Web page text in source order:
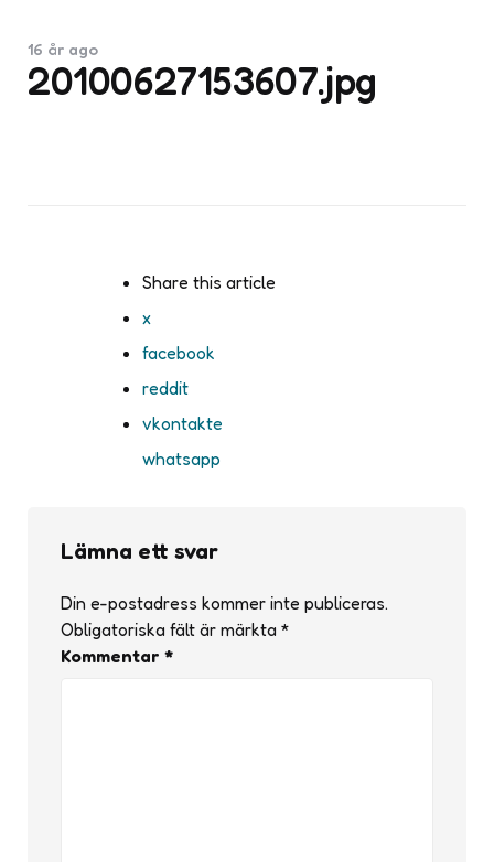
20100627153607.jpg
16 år ago
Share this article
x
facebook
reddit
vkontakte
whatsapp
Lämna ett svar
Din e-postadress kommer inte publiceras.
Obligatoriska fält är märkta *
Kommentar *